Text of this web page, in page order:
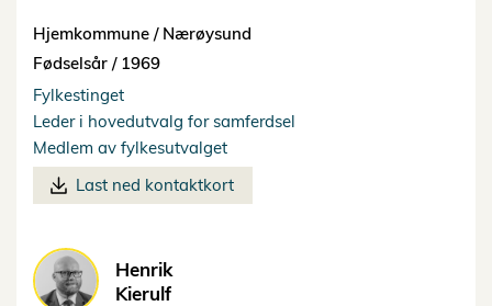
Hjemkommune / Nærøysund
Fødselsår / 1969
Fylkestinget
Leder i hovedutvalg for samferdsel
Medlem av fylkesutvalget
Last ned kontaktkort
Henrik
Kierulf